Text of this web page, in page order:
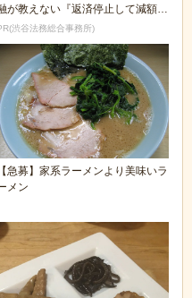
が教えない『返済停止して減額・
除する方法』で...
渋谷法務総合事務所)
【急募】家系ラーメンより美味いラ
メン